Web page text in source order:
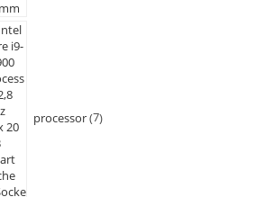
processor 7